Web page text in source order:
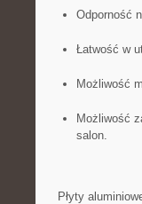
Odporność
Łatwość w
Możliwość
Możliwość
salon.
Płyty